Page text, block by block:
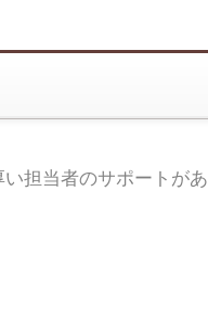
担当者のサポートがあ